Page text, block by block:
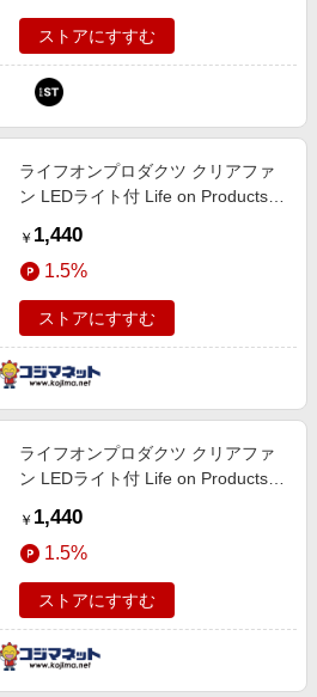
ストアにすすむ
ライフオンプロダクツ クリアファ
ン LEDライト付 Life on Products
￥ 1,440
1.5%
ストアにすすむ
ライフオンプロダクツ クリアファ
ン LEDライト付 Life on Products
￥ 1,440
1.5%
ストアにすすむ